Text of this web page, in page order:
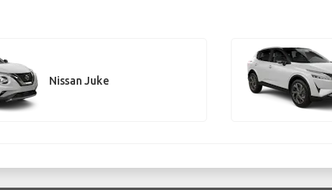
Nissan Juke